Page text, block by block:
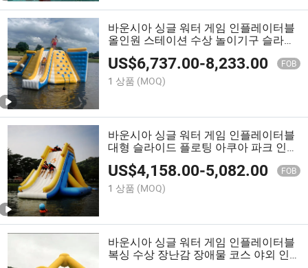
바운시아 싱글 워터 게임 인플레이터블
올인원 스테이션 수상 놀이기구 슬라이
드 포함 워터파크용
US$6,737.00-8,233.00 FOB
1 상품 (MOQ)
바운시아 싱글 워터 게임 인플레이터블
대형 슬라이드 플로팅 아쿠아 파크 인플
레이터블 워터 슬라이드
US$4,158.00-5,082.00 FOB
1 상품 (MOQ)
바운시아 싱글 워터 게임 인플레이터블
복싱 수상 장난감 장애물 코스 야외 인